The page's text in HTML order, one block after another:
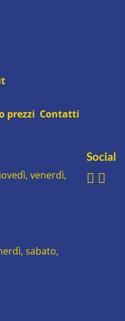
prezzi Contatti
venerdì,
sabato,
Social